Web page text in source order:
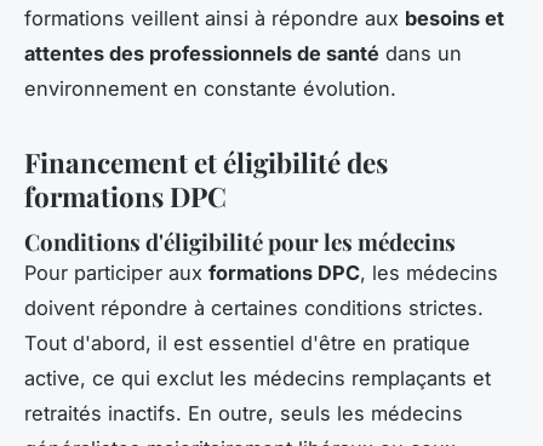
formations veillent ainsi à répondre aux besoins et
attentes des professionnels de santé dans un
environnement en constante évolution.
Financement et éligibilité des
formations DPC
Conditions d'éligibilité pour les médecins
Pour participer aux formations DPC, les médecins
doivent répondre à certaines conditions strictes.
Tout d'abord, il est essentiel d'être en pratique
active, ce qui exclut les médecins remplaçants et
retraités inactifs. En outre, seuls les médecins